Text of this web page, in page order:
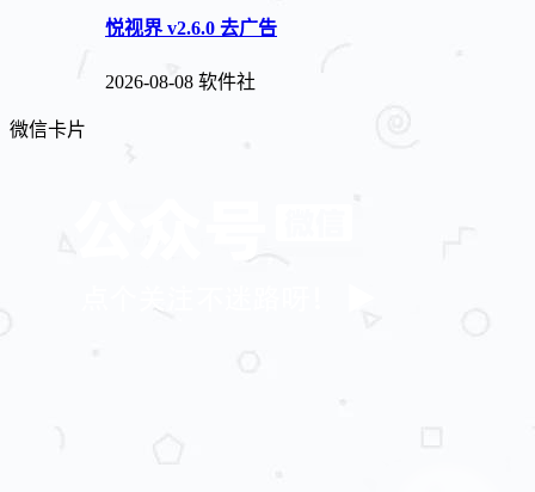
悦视界 v2.6.0 去广告
2026-08-08 软件社
微信卡片